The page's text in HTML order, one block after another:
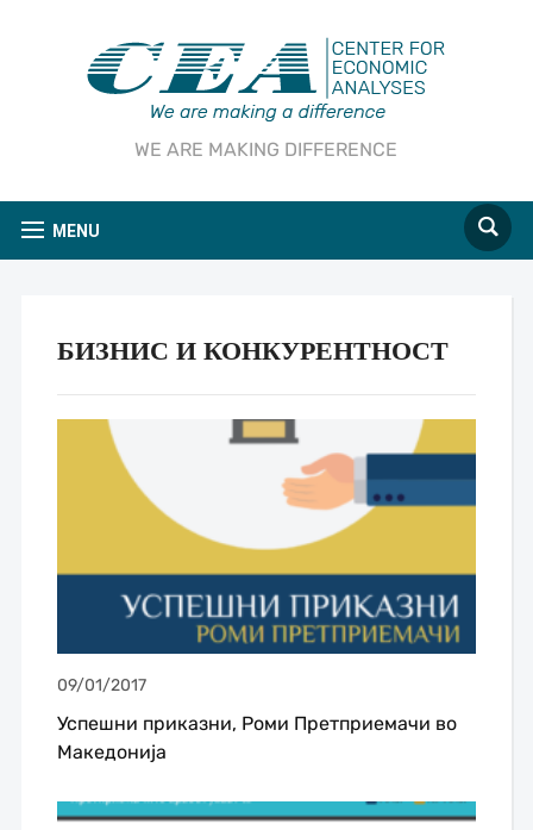
WE ARE MAKING DIFFERENCE
MENU
БИЗНИС И КОНКУРЕНТНОСТ
09/01/2017
Успешни приказни, Роми Претприемачи во
Македонија